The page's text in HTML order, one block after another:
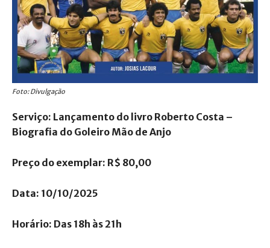
Foto: Divulgação
Serviço: Lançamento do livro Roberto Costa –
Biografia do Goleiro Mão de Anjo
Preço do exemplar: R$ 80,00
Data: 10/10/2025
Horário: Das 18h às 21h